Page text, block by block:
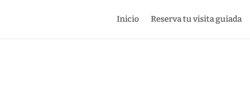
Inicio Reserva tu visita guiada